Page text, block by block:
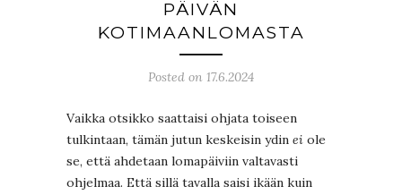
PÄIVÄN
KOTIMAANLOMASTA
Posted on 17.6.2024
Vaikka otsikko saattaisi ohjata toiseen
tulkintaan, tämän jutun keskeisin ydin ei ole
se, että ahdetaan lomapäiviin valtavasti
ohjelmaa. Että sillä tavalla saisi ikään kuin